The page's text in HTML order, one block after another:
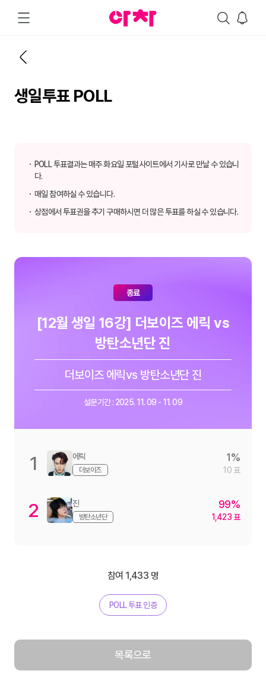
생일투표 POLL
POLL 투표결과는 매주 화요일 포털사이트에서 기사로 만날 수 있습니
다.
매일 참여하실 수 있습니다.
상점에서 투표권을 추기 구매하시면 더 많은 투표를 하실 수 있습니다.
종료
[12월 생일 16강] 더보이즈 에릭 vs
방탄소년단 진
더보이즈 에릭 방탄소년단 진
설문기간 : 2025. 11. 09 - 11. 09
1 에릭
더보이즈
1
10
2 진
방탄소년단
99
1,423
참여 1,433 명
POLL 투표 인증
목록으로